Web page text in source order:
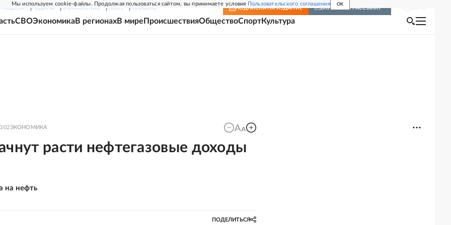
Мы используем cookie-файлы. Продолжая пользоваться сайтом, вы принимаете условия Пользовательского соглашения OK
НЕДЕЛЯ РОДИНА ПРИЛОЖЕНИЯ СОЮЗ НОВОСТИ ПОДПИСКА НА ИЗДАНИЕ ВКЛЮЧИТЬ РАССЫЛКУ
СВОЭкономикаВ регионахВ мире ПроисшествияОбществоСпортКультура
ЭКОНОМИКА
расти нефтегазовые доходы
на нефть
ПОДЕЛИТЬСЯ